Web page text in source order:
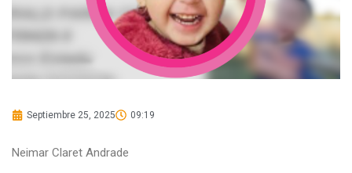
Septiembre 25, 2025 09:19
Neimar Claret Andrade